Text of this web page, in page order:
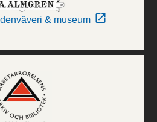
& museum